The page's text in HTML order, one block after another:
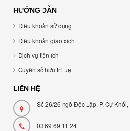
HƯỚNG DẪN
Điều khoản sử dụng
Điều khoản giao dịch
Dịch vụ tiện ích
Quyền sở hữu trí tuệ
LIÊN HỆ
Số 26/26 ngõ Độc Lập, P. Cự
03 69 69 11 24